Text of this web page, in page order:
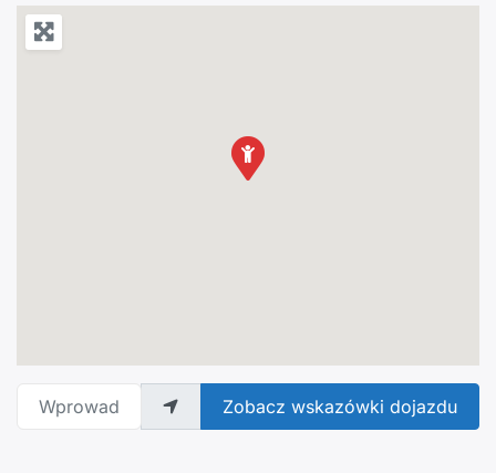
Wprowadź adres Zobacz wskazówki dojazdu